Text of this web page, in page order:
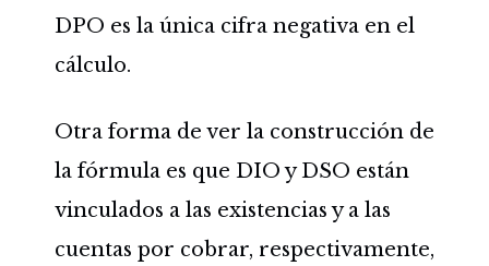
DPO es la única cifra negativa en el
cálculo.
Otra forma de ver la construcción de
la fórmula es que DIO y DSO están
vinculados a las existencias y a las
cuentas por cobrar, respectivamente,